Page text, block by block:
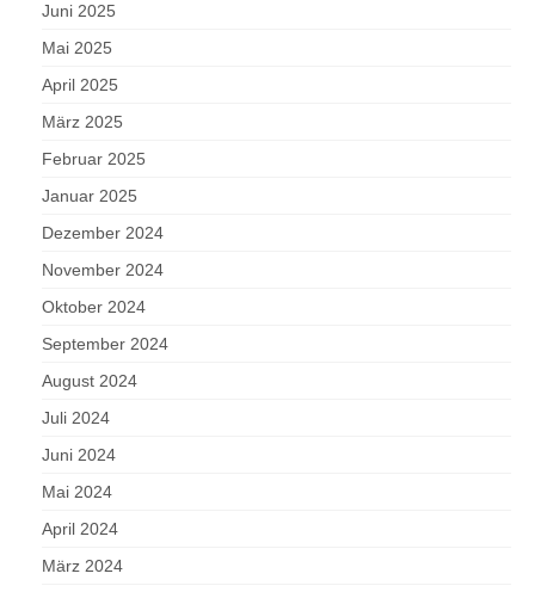
Juni 2025
Mai 2025
April 2025
März 2025
Februar 2025
Januar 2025
Dezember 2024
November 2024
Oktober 2024
September 2024
August 2024
Juli 2024
Juni 2024
Mai 2024
April 2024
März 2024